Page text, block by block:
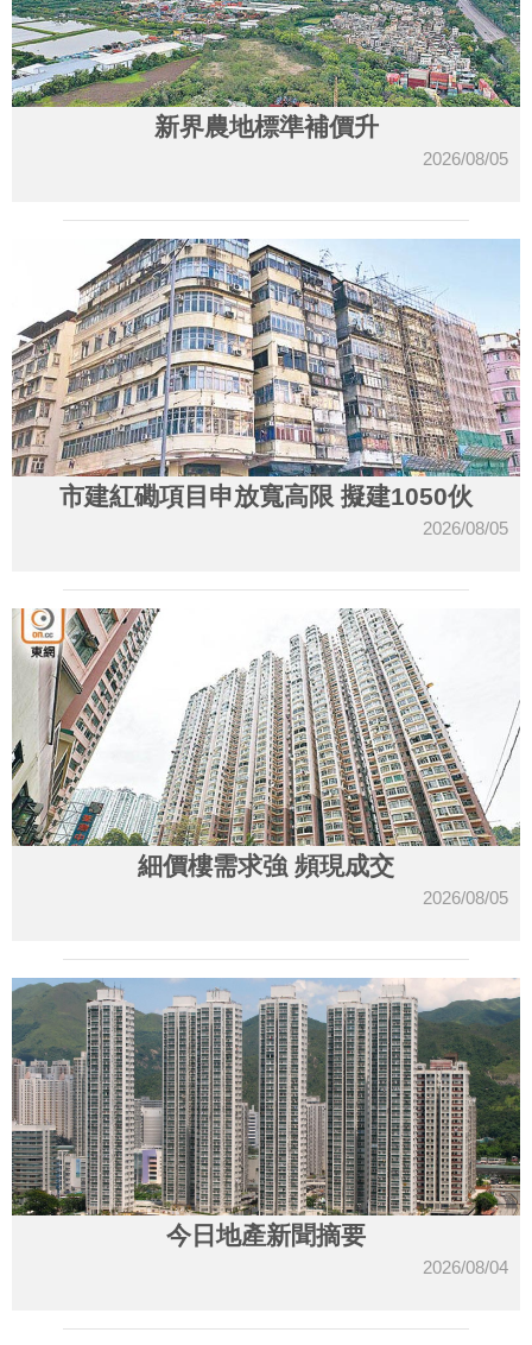
新界農地標準補價升
2026/08/05
市建紅磡項目申放寬高限 擬建1050伙
2026/08/05
細價樓需求強 頻現成交
2026/08/05
今日地產新聞摘要
2026/08/04